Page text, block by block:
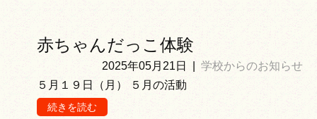
赤ちゃんだっこ体験
2025年05月21日
学校からのお知らせ
５月１９日（月） ５月の活動
続きを読む